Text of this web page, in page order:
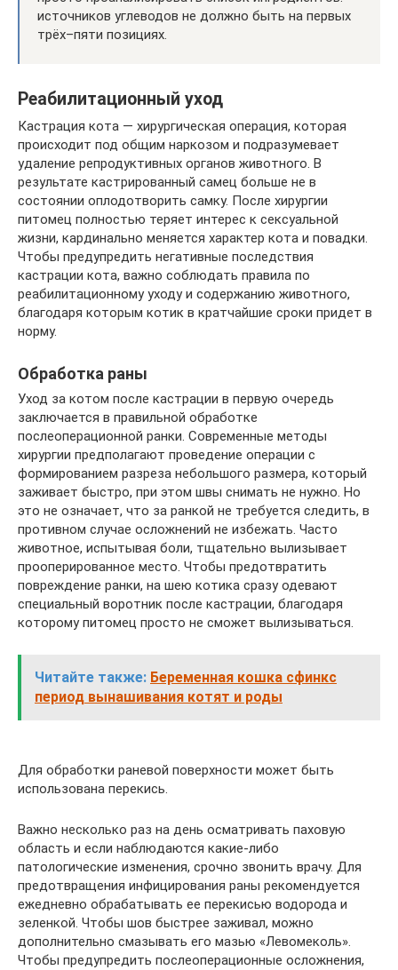
источников углеводов не должно быть на первых
трёх–пяти позициях.
Реабилитационный уход
Кастрация кота — хирургическая операция, которая
происходит под общим наркозом и подразумевает
удаление репродуктивных органов животного. В
результате кастрированный самец больше не в
состоянии оплодотворить самку. После хирургии
питомец полностью теряет интерес к сексуальной
жизни, кардинально меняется характер кота и повадки.
Чтобы предупредить негативные последствия
кастрации кота, важно соблюдать правила по
реабилитационному уходу и содержанию животного,
благодаря которым котик в кратчайшие сроки придет в
норму.
Обработка раны
Уход за котом после кастрации в первую очередь
заключается в правильной обработке
послеоперационной ранки. Современные методы
хирургии предполагают проведение операции с
формированием разреза небольшого размера, который
заживает быстро, при этом швы снимать не нужно. Но
это не означает, что за ранкой не требуется следить, в
противном случае осложнений не избежать. Часто
животное, испытывая боли, тщательно вылизывает
прооперированное место. Чтобы предотвратить
повреждение ранки, на шею котика сразу одевают
специальный воротник после кастрации, благодаря
которому питомец просто не сможет вылизываться.
Читайте также: Беременная кошка сфинкс
период вынашивания котят и роды
Для обработки раневой поверхности может быть
использована перекись.
Важно несколько раз на день осматривать паховую
область и если наблюдаются какие-либо
патологические изменения, срочно звонить врачу. Для
предотвращения инфицирования раны рекомендуется
ежедневно обрабатывать ее перекисью водорода и
зеленкой. Чтобы шов быстрее заживал, можно
дополнительно смазывать его мазью «Левомеколь».
Чтобы предупредить послеоперационные осложнения,